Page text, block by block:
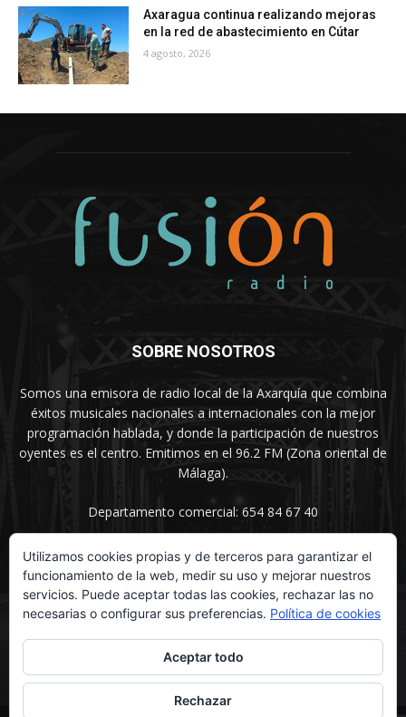
Axaragua continua realizando mejoras
en la red de abastecimiento en Cútar
4 agosto, 2026
SOBRE NOSOTROS
Somos una emisora de radio local de la Axarquía que combina
éxitos musicales nacionales a internacionales con la mejor
programación hablada, y donde la participación de nuestros
oyentes es el centro. Emitimos en el 96.2 FM (Zona oriental de
Málaga).
Departamento comercial: 654 84 67 40
SÍGUENOS
Utilizamos cookies propias y de terceros para garantizar el
funcionamiento de la web, medir su uso y mejorar nuestros
servicios. Puede aceptar todas las cookies, rechazar las no
necesarias o configurar sus preferencias. Política de cookies
Aceptar todo
Rechazar